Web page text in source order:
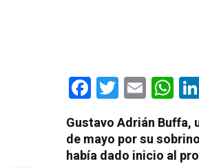
FacebookTwitterEmail
Gustavo Adrián Buffa,
de mayo por su
había dado inicio al